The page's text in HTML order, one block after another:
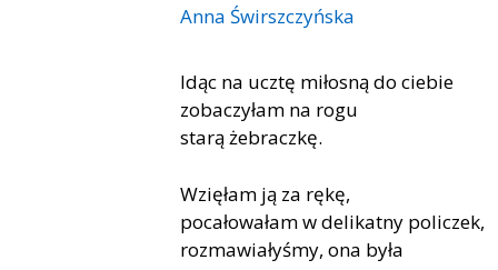
Anna Świrszczyńska
Idąc na ucztę miłosną do ciebie
zobaczyłam na rogu
starą żebraczkę.
Wzięłam ją za rękę,
pocałowałam w delikatny policzek,
rozmawiałyśmy, ona była